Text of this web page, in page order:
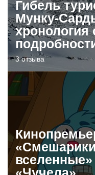
Гибель
Мунку-
хронология
3 отзыва